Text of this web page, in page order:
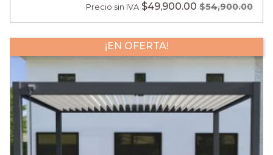
Precio sin IVA $49,900.00 $54,900.00
¡EN OFERTA!